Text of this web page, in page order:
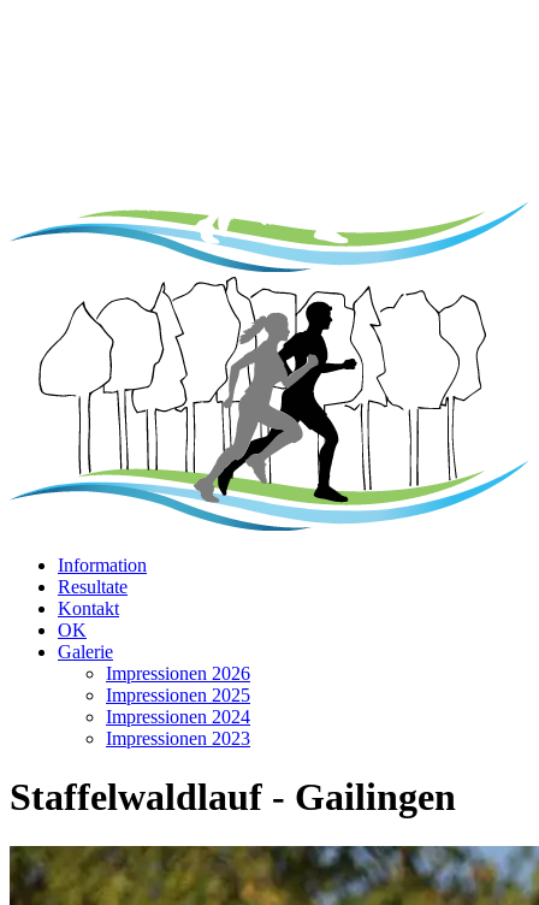
Information
Resultate
Kontakt
OK
Galerie
Impressionen 2026
Impressionen 2025
Impressionen 2024
Impressionen 2023
Staffelwaldlauf - Gailingen